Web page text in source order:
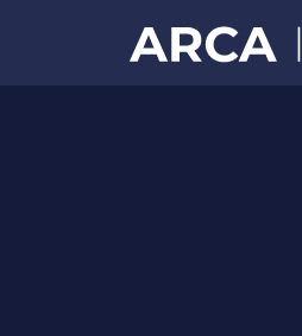
Portal
principal